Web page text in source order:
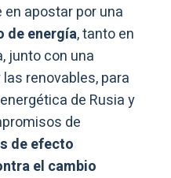
apostar por una
de energía, tanto en
junto con una
renovables, para
de Rusia y
de
de efecto
el cambio